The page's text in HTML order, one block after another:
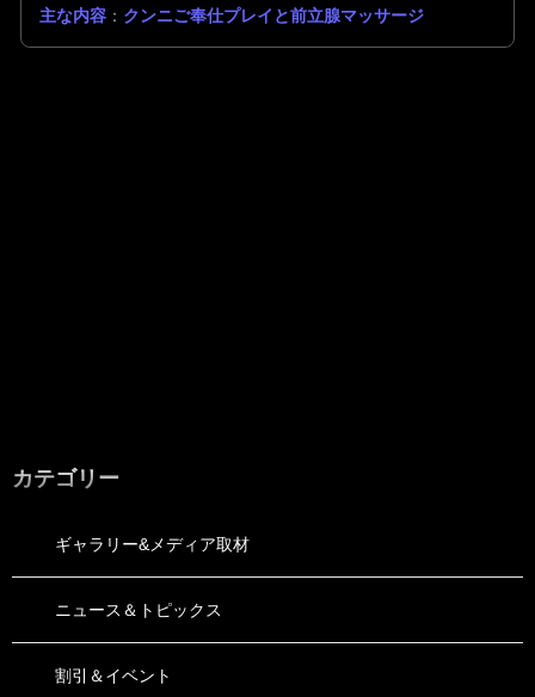
主な内容 ： クンニご奉仕プレイと前立腺マッサージ
カテゴリー
ギャラリー&メディア取材
ニュース＆トピックス
割引＆イベント